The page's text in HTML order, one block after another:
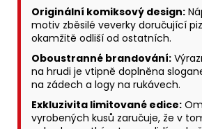
Originální komiksový design:
motiv zběsilé veverky doručující
okamžitě odliší od ostatních.
Oboustranné brandování:
na hrudi je vtipně doplněna
na zádech a logy na rukávech.
Exkluzivita limitované edice:
vyrobených kusů zaručuje, že v